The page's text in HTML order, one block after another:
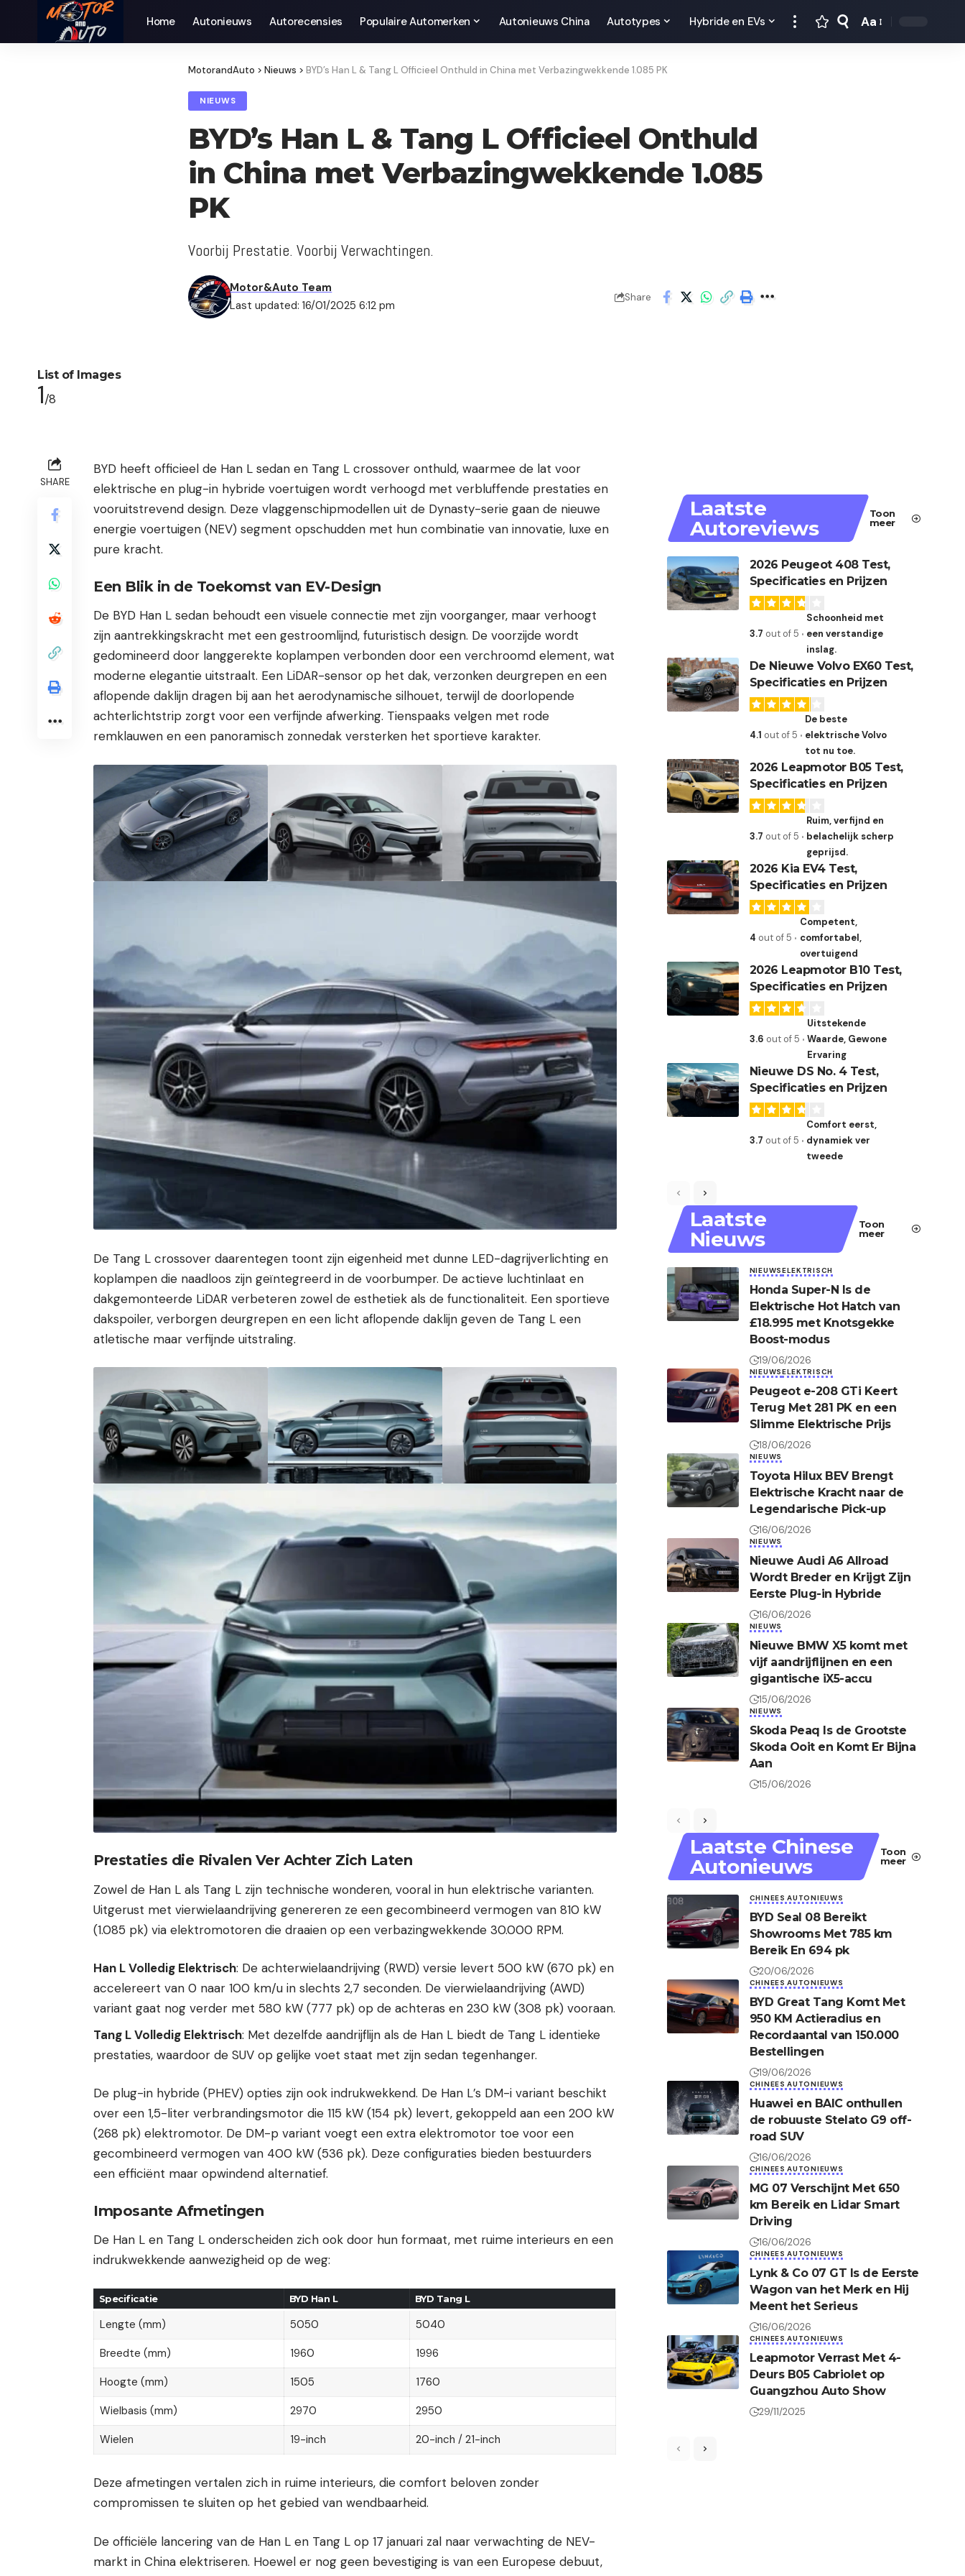
Home Autonieuws Auto­recensies Populaire Automerken Autonieuws China Autotypes Hybride en EVs Aa
MotorandAuto > Nieuws > BYD’s Han L & Tang L Officieel Onthuld in China met Verbazingwekkende 1.085 PK
NIEUWS
BYD’s Han L & Tang L Officieel Onthuld
in China met Verbazingwekkende 1.085
PK
Voorbij Prestatie. Voorbij Verwachtingen.
Last updated: 16/01/2025 6:12 pm
Motor&Auto Team
Share
List of Images
1/8
SHARE
BYD heeft officieel de Han L sedan en Tang L crossover onthuld, waarmee de lat voor
elektrische en plug-in hybride voertuigen wordt verhoogd met verbluffende prestaties en
vooruitstrevend design. Deze vlaggenschipmodellen uit de Dynasty-serie gaan de nieuwe
energie voertuigen (NEV) segment opschudden met hun combinatie van innovatie, luxe en
pure kracht.
Een Blik in de Toekomst van EV-Design
De BYD Han L sedan behoudt een visuele connectie met zijn voorganger, maar verhoogt
zijn aantrekkingskracht met een gestroomlijnd, futuristisch design. De voorzijde wordt
gedomineerd door langgerekte koplampen verbonden door een verchroomd element, wat
moderne elegantie uitstraalt. Een LiDAR-sensor op het dak, verzonken deurgrepen en een
aflopende daklijn dragen bij aan het aerodynamische silhouet, terwijl de doorlopende
achterlichtstrip zorgt voor een verfijnde afwerking. Tienspaaks velgen met rode
remklauwen en een panoramisch zonnedak versterken het sportieve karakter.
De Tang L crossover daarentegen toont zijn eigenheid met dunne LED-dagrijverlichting en
koplampen die naadloos zijn geïntegreerd in de voorbumper. De actieve luchtinlaat en
dakgemonteerde LiDAR verbeteren zowel de esthetiek als de functionaliteit. Een sportieve
dakspoiler, verborgen deurgrepen en een licht aflopende daklijn geven de Tang L een
atletische maar verfijnde uitstraling.
Prestaties die Rivalen Ver Achter Zich Laten
Zowel de Han L als Tang L zijn technische wonderen, vooral in hun elektrische varianten.
Uitgerust met vierwielaandrijving genereren ze een gecombineerd vermogen van 810 kW
(1.085 pk) via elektromotoren die draaien op een verbazingwekkende 30.000 RPM.
Han L Volledig Elektrisch: De achterwielaandrijving (RWD) versie levert 500 kW (670 pk) en
accelereert van 0 naar 100 km/u in slechts 2,7 seconden. De vierwielaandrijving (AWD)
variant gaat nog verder met 580 kW (777 pk) op de achteras en 230 kW (308 pk) vooraan.
Tang L Volledig Elektrisch: Met dezelfde aandrijflijn als de Han L biedt de Tang L identieke
prestaties, waardoor de SUV op gelijke voet staat met zijn sedan tegenhanger.
De plug-in hybride (PHEV) opties zijn ook indrukwekkend. De Han L’s DM-i variant beschikt
over een 1,5-liter verbrandingsmotor die 115 kW (154 pk) levert, gekoppeld aan een 200 kW
(268 pk) elektromotor. De DM-p variant voegt een extra elektromotor toe voor een
gecombineerd vermogen van 400 kW (536 pk). Deze configuraties bieden bestuurders
een efficiënt maar opwindend alternatief.
Imposante Afmetingen
De Han L en Tang L onderscheiden zich ook door hun formaat, met ruime interieurs en een
indrukwekkende aanwezigheid op de weg:
Specificatie BYD Han L BYD Tang L
Lengte (mm) 5050
5040
Breedte (mm)
1960
1996
Hoogte (mm)
1505
1760
Wielbasis (mm)
2970
2950
Wielen
19-inch 20-inch / 21-inch
Deze afmetingen vertalen zich in ruime interieurs, die comfort beloven zonder
compromissen te sluiten op het gebied van wendbaarheid.
De officiële lancering van de Han L en Tang L op 17 januari zal naar verwachting de NEV-
markt in China elektriseren. Hoewel er nog geen bevestiging is van een Europese debuut,
Laatste
Autoreviews
Toon
meer
2026 Peugeot 408 Test,
Specificaties en Prijzen
3.7 out of 5
Schoonheid met
een verstandige
inslag.
De Nieuwe Volvo EX60 Test,
Specificaties en Prijzen
4.1 out of 5
De beste
elektrische Volvo
tot nu toe.
2026 Leapmotor B05 Test,
Specificaties en Prijzen
3.7 out of 5
Ruim, verfijnd en
belachelijk scherp
geprijsd.
2026 Kia EV4 Test,
Specificaties en Prijzen
4 out of 5
Competent,
comfortabel,
overtuigend
2026 Leapmotor B10 Test,
Specificaties en Prijzen
3.6 out of 5
Uitstekende
Waarde, Gewone
Ervaring
Nieuwe DS No. 4 Test,
Specificaties en Prijzen
3.7 out of 5
Comfort eerst,
dynamiek ver
tweede
Laatste
Nieuws
Toon
meer
NIEUWSELEKTRISCH
Honda Super-N Is de
Elektrische Hot Hatch van
£18.995 met Knotsgekke
Boost-modus
19/06/2026
NIEUWSELEKTRISCH
Peugeot e-208 GTi Keert
Terug Met 281 PK en een
Slimme Elektrische Prijs
18/06/2026
NIEUWS
Toyota Hilux BEV Brengt
Elektrische Kracht naar de
Legendarische Pick-up
16/06/2026
NIEUWS
Nieuwe Audi A6 Allroad
Wordt Breder en Krijgt Zijn
Eerste Plug-in Hybride
16/06/2026
NIEUWS
Nieuwe BMW X5 komt met
vijf aandrijflijnen en een
gigantische iX5-accu
15/06/2026
NIEUWS
Skoda Peaq Is de Grootste
Skoda Ooit en Komt Er Bijna
Aan
15/06/2026
Laatste Chinese
Autonieuws
Toon
meer
CHINEES AUTONIEUWS
BYD Seal 08 Bereikt
Showrooms Met 785 km
Bereik En 694 pk
20/06/2026
CHINEES AUTONIEUWS
BYD Great Tang Komt Met
950 KM Actieradius en
Recordaantal van 150.000
Bestellingen
19/06/2026
CHINEES AUTONIEUWS
Huawei en BAIC onthullen
de robuuste Stelato G9 off-
road SUV
16/06/2026
CHINEES AUTONIEUWS
MG 07 Verschijnt Met 650
km Bereik en Lidar Smart
Driving
16/06/2026
CHINEES AUTONIEUWS
Lynk & Co 07 GT Is de Eerste
Wagon van het Merk en Hij
Meent het Serieus
16/06/2026
CHINEES AUTONIEUWS
Leapmotor Verrast Met 4-
Deurs B05 Cabriolet op
Guangzhou Auto Show
29/11/2025